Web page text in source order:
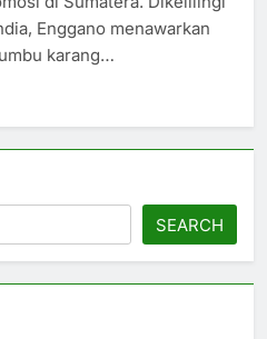
Enggano menawarkan
karang…
SEARCH